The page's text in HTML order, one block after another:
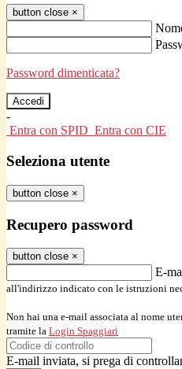
button close ×
Password dimenticata?
-
Entra con SPID Entra con CIE
Seleziona utente
button close ×
Recupero password
button close ×
E-
all'indirizzo indicato con le istruzioni
Non hai una e-mail associata al nome
tramite la Login Spaggiari
E-mail inviata, si prega di